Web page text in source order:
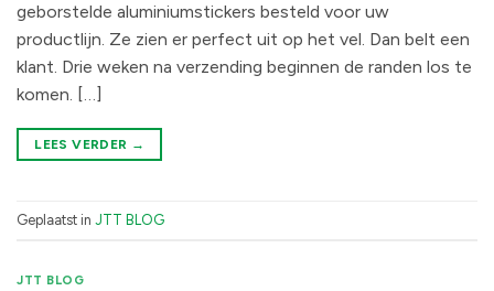
geborstelde aluminiumstickers besteld voor uw
productlijn. Ze zien er perfect uit op het vel. Dan belt een
klant. Drie weken na verzending beginnen de randen los te
komen. […]
LEES VERDER →
Geplaatst in JTT BLOG
JTT BLOG